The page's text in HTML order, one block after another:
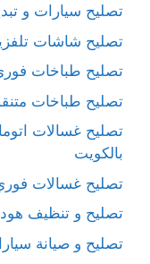
تصليح سيارات و
تصليح شاشات
تصليح طباخات
تصليح طباخات
تصليح غسالات
بالكويت
تصليح غسالات
تصليح و تنظيف
تصليح و صيانة